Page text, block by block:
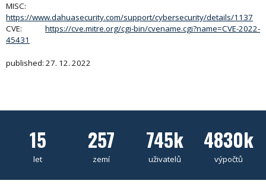
MISC:
https://www.dahuasecurity.com/support/cybersecurity/details/1137
CVE: https://cve.mitre.org/cgi-bin/cvename.cgi?name=CVE-2022-
45431
published: 27. 12. 2022
15
let
257
zemí
745k
uživatelů
4830k
výpočtů